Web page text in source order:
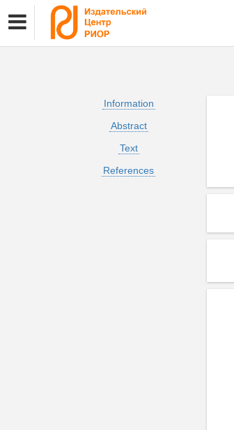
Information
Abstract
Text
References